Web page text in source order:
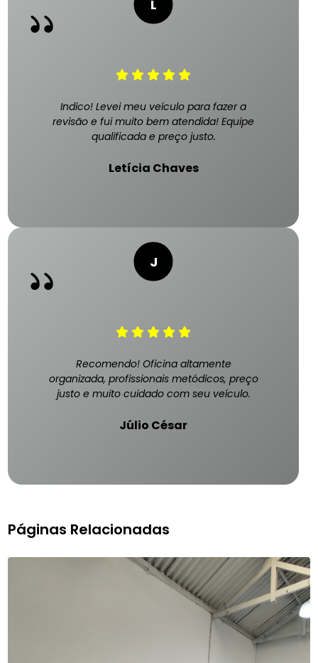
Indico! Levei meu veículo para fazer a
revisão e fui muito bem atendida! Equipe
qualificada e preço justo.
Letícia Chaves
Recomendo! Oficina altamente
organizada, profissionais metódicos, preço
justo e muito cuidado com seu veículo.
Júlio César
Páginas Relacionadas